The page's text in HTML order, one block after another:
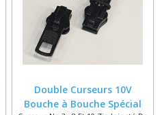
Double Curseurs 10V
Bouche à Bouche Spécial